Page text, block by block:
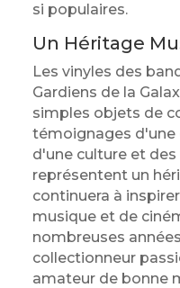
si populaires.
Un Héritage
Les vinyles des
Gardiens de la
simples objets de
témoignages d'une
d'une culture et
représentent un
continuera à
musique et de
nombreuses
collectionneur
amateur de bonne